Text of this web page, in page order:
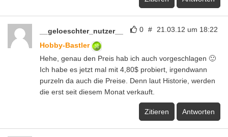
0 # 21.03.12 um 18:22
__geloeschter_nutzer__
Hobby-Bastler
Hehe, genau den Preis hab ich auch vorgeschlagen 🙂
Ich habe es jetzt mal mit 4,80$ probiert, irgendwann
purzeln da auch die Preise. Denn laut Historie, werden
die erst seit diesem Monat verkauft.
Zitieren Antworten